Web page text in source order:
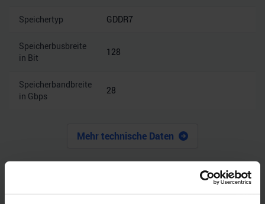
Speichertyp GDDR7
Speicherbusbreite
in Bit
128
Speicherbandbreite
in Gbps
28
Mehr technische Daten
Hinweis: Unsere Links sind Affiliate Links. Wir erhalten beim Kauf